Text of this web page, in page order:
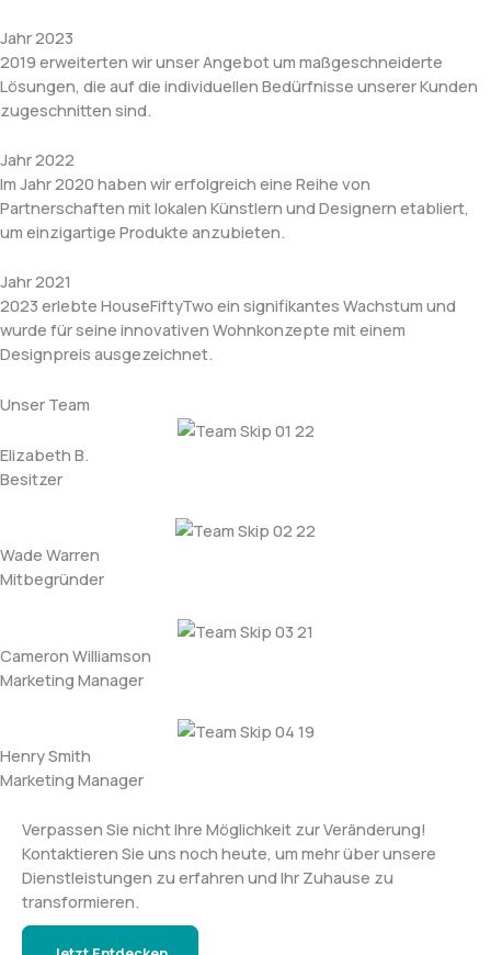
Jahr 2023
2019 erweiterten wir unser Angebot um maßgeschneiderte
Lösungen, die auf die individuellen Bedürfnisse unserer Kunden
zugeschnitten sind.
Jahr 2022
Im Jahr 2020 haben wir erfolgreich eine Reihe von
Partnerschaften mit lokalen Künstlern und Designern etabliert,
um einzigartige Produkte anzubieten.
Jahr 2021
2023 erlebte HouseFiftyTwo ein signifikantes Wachstum und
wurde für seine innovativen Wohnkonzepte mit einem
Designpreis ausgezeichnet.
Unser Team
Elizabeth B.
Besitzer
Wade Warren
Mitbegründer
Cameron Williamson
Marketing Manager
Henry Smith
Marketing Manager
Verpassen Sie nicht Ihre Möglichkeit zur Veränderung!
Kontaktieren Sie uns noch heute, um mehr über unsere
Dienstleistungen zu erfahren und Ihr Zuhause zu
transformieren.